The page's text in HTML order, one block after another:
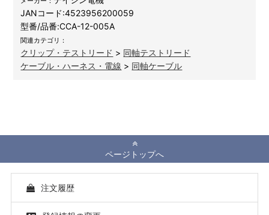
JANコード:4523956200059
型番/品番:CCA-12-005A
関連カテゴリ：
クリップ・テストリード > 同軸テストリード
ケーブル・ハーネス・電線 > 同軸ケーブル
ページトップへ
注文履歴